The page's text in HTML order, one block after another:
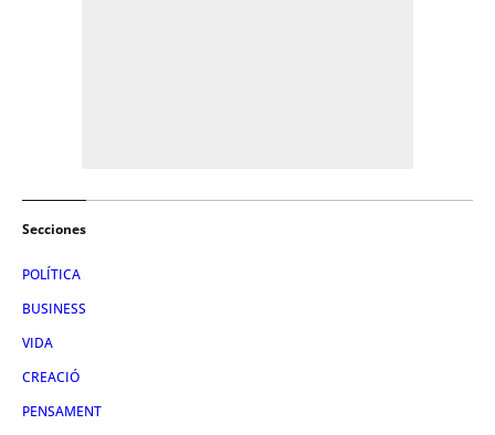
Secciones
POLÍTICA
BUSINESS
VIDA
CREACIÓ
PENSAMENT